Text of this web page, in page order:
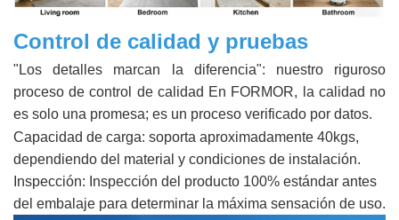
Control de calidad y pruebas
"Los detalles marcan la diferencia": nuestro riguroso
proceso de control de calidad En FORMOR, la calidad no
es solo una promesa; es un proceso verificado por datos.
Capacidad de carga: soporta aproximadamente 40kgs,
dependiendo del material y condiciones de instalación.
Inspección: Inspección del producto 100% estándar antes
del embalaje para determinar la máxima sensación de uso.